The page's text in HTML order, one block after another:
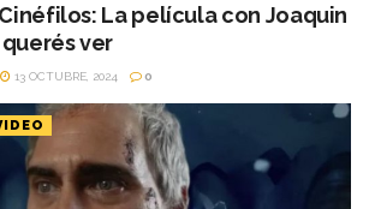
La película con Joaquin
ver
13 OCTUBRE, 2024 0